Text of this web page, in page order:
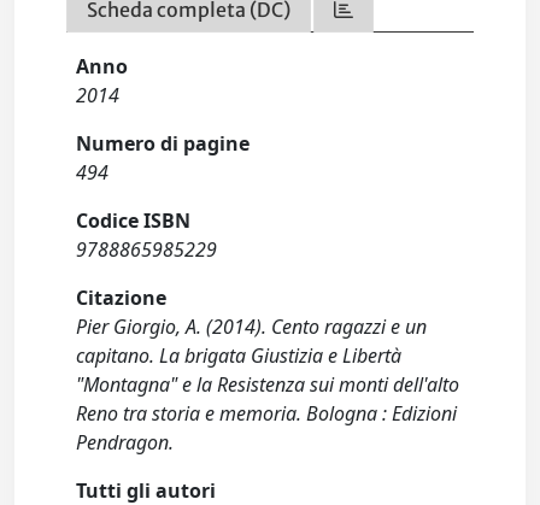
Scheda completa (DC)
Anno
2014
Numero di pagine
494
Codice ISBN
9788865985229
Citazione
Pier Giorgio, A. (2014). Cento ragazzi e un
capitano. La brigata Giustizia e Libertà
"Montagna" e la Resistenza sui monti dell'alto
Reno tra storia e memoria. Bologna : Edizioni
Pendragon.
Tutti gli autori